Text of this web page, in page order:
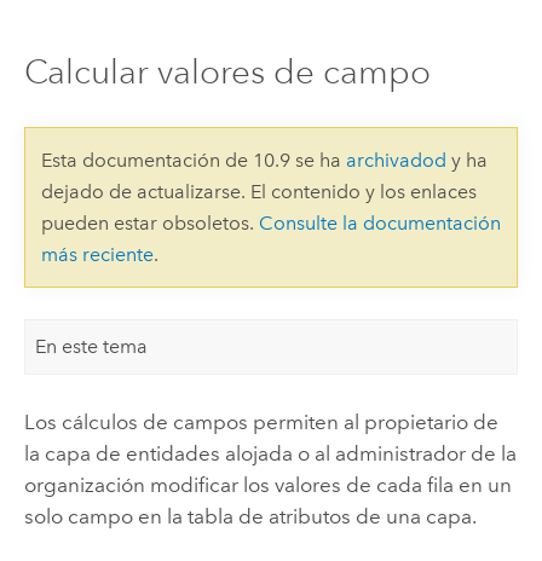
Calcular valores de campo
Esta documentación de 10.9 se ha archivadod y ha
dejado de actualizarse. El contenido y los enlaces
pueden estar obsoletos. Consulte la documentación
más reciente.
En este tema
Los cálculos de campos permiten al propietario de
la capa de entidades alojada o al administrador de la
organización modificar los valores de cada fila en un
solo campo en la tabla de atributos de una capa.